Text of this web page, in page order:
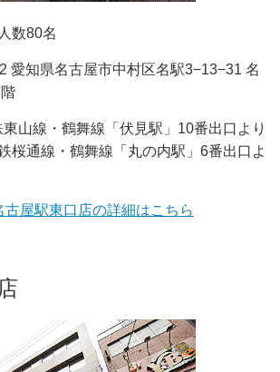
数80名
愛知県名古屋市中村区名駅3−13−31 名
山線・鶴舞線「伏見駅」10番出口より
桜通線・鶴舞線「丸の内駅」6番出口よ
古屋駅東口店の詳細はこちら